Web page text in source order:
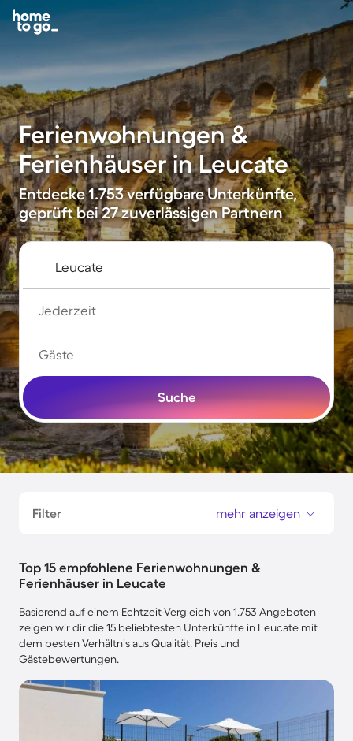
Ferienwohnungen &
Ferienhäuser in Leucate
Entdecke 1.753 verfügbare Unterkünfte,
geprüft bei 27 zuverlässigen Partnern
Jederzeit
Gäste
Suche
Filter mehr anzeigen
Top 15 empfohlene Ferienwohnungen &
Ferienhäuser in Leucate
Basierend auf einem Echtzeit-Vergleich von 1.753 Angeboten
zeigen wir dir die 15 beliebtesten Unterkünfte in Leucate mit
dem besten Verhältnis aus Qualität, Preis und
Gästebewertungen.